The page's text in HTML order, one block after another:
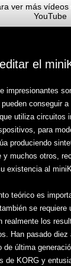
ver más
YouTube
el
impresionantes
conseguir
utiliza circuitos
para
produciendo
y muchos otros,
existencia al
teórico es
se requiere
realmente los
Han pasado diez
de última
de KORG y